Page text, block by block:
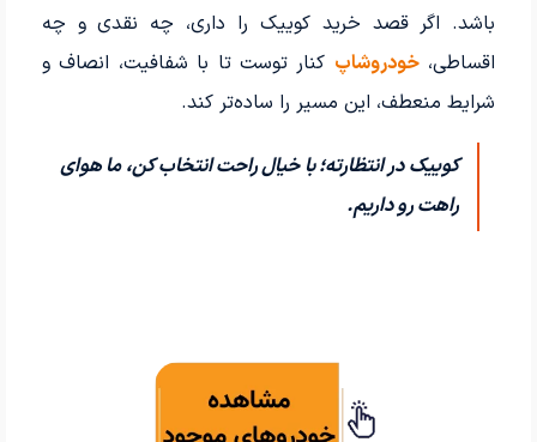
باشد. اگر قصد خرید کوییک را داری، چه نقدی و چه
اقساطی،خودروشاپ کنار توست تا با شفافیت، انصاف و
شرایط منعطف، این مسیر را ساده‌تر کند.
کوییک در انتظارته؛ با خیال راحت انتخاب کن، ما هوای
راهت رو داریم.